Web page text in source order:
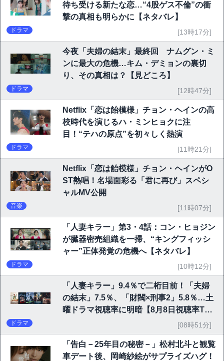
待ち受ける新たな恋…“4股ゲス不倫”の衝
撃の真相も明らかに【ネタバレ】
ドラマ [13時17分]
今夜「夫婦の結末」最終回 ナムグン・ミ
ンに最大の危機…キム・デミョンの裏切
り、その真相は？【見どころ】
ドラマ [12時47分]
Netflix「恋は飴模様」チョン・ヘインの高
校時代を演じるハ・ミンヒョクに注
目！“テハの原点”を初々しく熱演
ドラマ [11時21分]
Netflix「恋は飴模様」チョン・ヘインがO
ST熱唱！名場面彩る「君に再び」スペシ
ャルMV公開
音楽 [11時07分]
「人妻キラー」第3・4話：コン・ヒョジン
が臓器密売組織を一掃、“キングフィッシ
ャー”正体発覚の危機へ【ネタバレ】
ドラマ [10時12分]
「人妻キラー」9.4％で二桁目前！「夫婦
の結末」7.5％、「財閥×刑事2」5.8％…土
曜ドラマ視聴率に明暗【8月8日視聴率TO
ドラマ [08時51分]
「告白－25年目の秘密－」松村北斗と観覧
車デート後、岡崎紗絵がサプライズハグ！